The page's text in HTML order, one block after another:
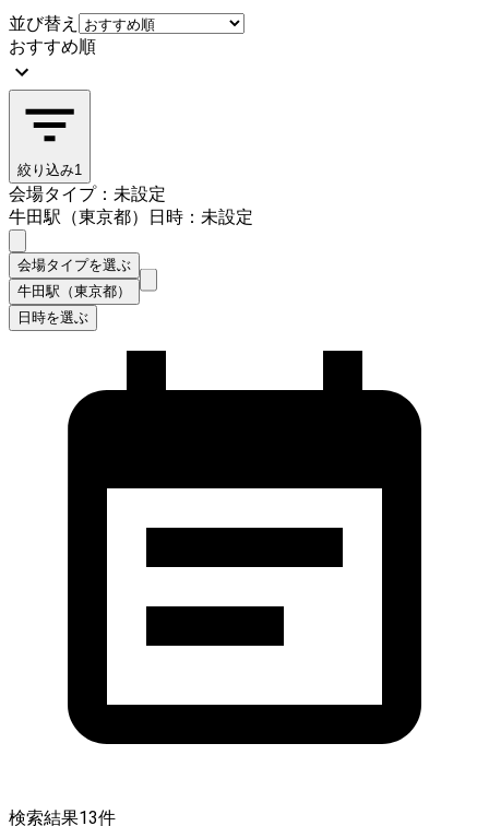
並び替え
おすすめ順
絞り込み1
会場タイプ：未設定
牛田駅（東京都）
日時：未設定
会場タイプを選ぶ
牛田駅（東京都）
日時を選ぶ
検索結果13件